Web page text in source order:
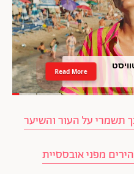
טוויסט
Read More
תשמרי על העור והשיער
מפני אובססיית